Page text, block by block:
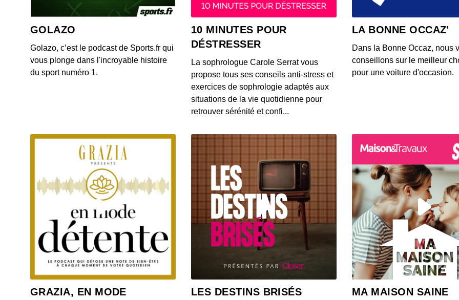
Voici
Une
Une
chez
Une
Unis
00:03:00
GOLAZO
Golazo, c’est le podcast de Sports.fr qui
vous plonge dans l'incroyable histoire
du sport numéro 1.
10 MINUTES POUR
DÉSTRESSER
La sophrologue Carole Serrat vous
propose tous ses conseils anti-stress et
exercices de sophrologie adaptés aux
situations de la vie quotidienne pour
retrouver sérénité et confi...
LA BONNE OCCAZ'
Dans la Bonne Occaz, nous
conseillons sur le meilleur
pour une voiture d'occasion.
GRAZIA, EN MODE
LES DESTINS BRISÉS MA MAISON SAINE